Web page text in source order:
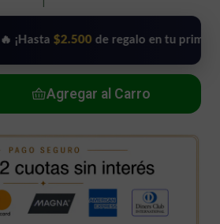
$2.500de regalo en tu primera
Agregar al Carro